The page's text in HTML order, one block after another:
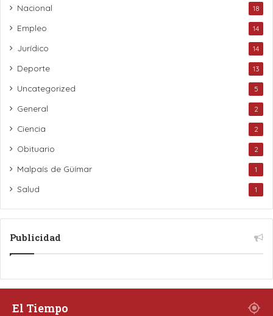
Nacional 18
Empleo 14
Jurídico 14
Deporte 13
Uncategorized 5
General 2
Ciencia 2
Obituario 2
Malpaís de Güímar 1
Salud 1
Publicidad
El Tiempo